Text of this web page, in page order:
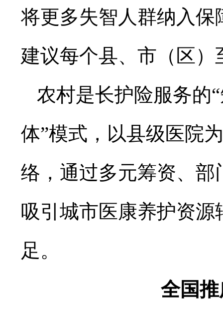
将更多失智人群纳入
建议每个县、市（区
农村是长护险服务的
体”模式，以县级医院
络，通过多元筹资、
吸引城市医康养护资
足。
全国